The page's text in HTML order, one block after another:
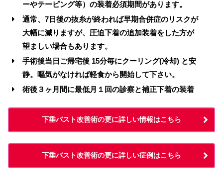
ーやテーピング等）の装着必須期間があります。
通常、7日後の抜糸が終われば早期合併症のリスクが
大幅に減りますが、圧迫下着の追加装着をした方が
望ましい場合もあります。
手術後当日ご帰宅後 15分毎にクーリング(冷却) と安
静。嘔気がなければ軽食から開始して下さい。
術後３ヶ月間に最低月１回の診察と補正下着の装着
下垂バスト改善術の更に詳しい情報はこちら
下垂バスト改善術の更に詳しい症例はこちら